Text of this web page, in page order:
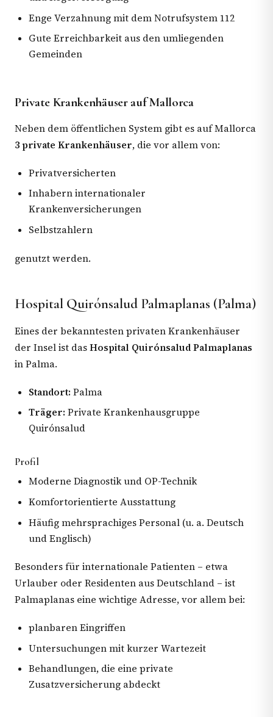
Enge Verzahnung mit dem Notrufsystem 112
Gute Erreichbarkeit aus den umliegenden
Gemeinden
Private Krankenhäuser auf Mallorca
Neben dem öffentlichen System gibt es auf Mallorca
3 private Krankenhäuser, die vor allem von:
Privatversicherten
Inhabern internationaler
Krankenversicherungen
Selbstzahlern
genutzt werden.
Hospital Quirónsalud Palmaplanas (Palma)
Eines der bekanntesten privaten Krankenhäuser
der Insel ist dasHospital Quirónsalud Palmaplanas
in Palma.
Standort: Palma
Träger: Private Krankenhausgruppe
Quirónsalud
Profil
Moderne Diagnostik und OP-Technik
Komfortorientierte Ausstattung
Häufig mehrsprachiges Personal (u. a. Deutsch
und Englisch)
Besonders für internationale Patienten – etwa
Urlauber oder Residenten aus Deutschland – ist
Palmaplanas eine wichtige Adresse, vor allem bei:
planbaren Eingriffen
Untersuchungen mit kurzer Wartezeit
Behandlungen, die eine private
Zusatzversicherung abdeckt